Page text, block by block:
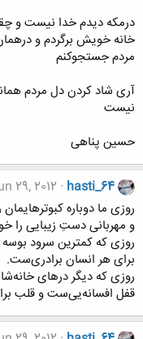
درمکه دیدم خدا نیست و
خانه خویش برگردم و
مردم جستجوکنم
آری شاد کردن دل مردم
نیست
حسین پناهی
hasti_64
29, 2012
روزی ما دوباره
و مهربانی دستِ زیبایی را
روزی که کمترین سرود
برای هر انسان برادری‌ست.
روزی که دیگر درهای
قفل افسانه‌یی‌ست و قلب